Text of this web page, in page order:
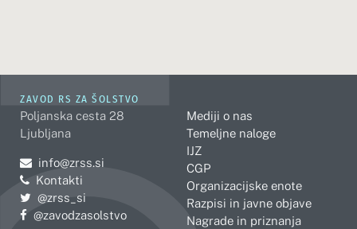
ZAVOD RS ZA ŠOLSTVO
Poljanska cesta 28
Ljubljana
Pošljite e-mail na
info@zrss.si
Kontakti
Pojdite na Twitter:
@zrss_si
Pojdite na Facebook:
@zavodzasolstvo
Mediji o nas
Temeljne naloge
IJZ
CGP
Organizacijske enote
Razpisi in javne objave
Nagrade in priznanja